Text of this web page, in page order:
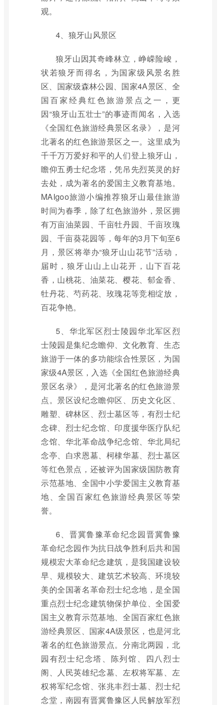
观。
4、狼牙山风景区
狼牙山因其奇峰林立，峥嵘险峻，
状若狼牙而得名，为国家级风景名胜
区、国家级森林公园、国家4A景区、全
国百家经典红色旅游景点之一，更
因“狼牙山五壮士”的事迹而闻名，入选
《全国红色旅游经典景区名录》，是河
北著名的红色旅游景区之一。这里成为
千千万万爱好和平的人们登上狼牙山，
瞻仰五勇士纪念塔，凭吊先烈英灵的好
去处，成为著名的爱国主义教育基地。
MAIgoo旅游小编推荐狼牙山最佳旅游
时间为春季，除了红色旅游外，景区拥
有万亩油菜园、千亩牡丹园、千亩玫瑰
园、千亩葵花园等，每年的3月下旬至6
月，景区将举办“狼牙山山花节”活动，
届时，狼牙山山上山花开，山下百花
香，山桃花、油菜花、樱花、郁金香、
牡丹花、芍药花、玫瑰花等竞相绽放，
百花争艳。
5、华北军区烈士陵园华北军区烈
士陵园是集纪念瞻仰、文化教育、生态
旅游于一体的多功能综合性景区，为国
家级4A景区，入选《全国红色旅游经典
景区名录》，是河北著名的红色旅游景
点。景区设纪念瞻仰区、历史文化区、
雕塑、碑林区、烈士墓区等，有烈士纪
念碑、烈士纪念馆、印度援华医疗队纪
念馆、华北革命战争纪念馆、华北局纪
念亭、白求恩墓、柯棣华墓、烈士墓区
等红色景点，还被评为国家级国防教育
示范基地、全国中小学爱国主义教育基
地、全国百家红色旅游经典景区等荣
誉。
6、晋冀鲁豫革命纪念园晋冀鲁豫
革命纪念园作为抗日战争胜利后共和国
规模宏大革命纪念建筑，是我国建设较
早、规模较大、建筑艺术较高、环境较
美的全国著名革命烈士纪念地，是全国
重点烈士纪念建筑物保护单位、全国爱
国主义教育示范基地、全国百家红色旅
游经典景区、国家4A级景区，也是河北
著名的红色旅游景点。分南北两园，北
园有烈士纪念塔、陈列馆、四八烈士
阁、人民英雄纪念墓、左权将军墓、左
权将军纪念馆、张兆丰烈士墓、烈士纪
念堂，南园有晋冀鲁豫区人民解放军烈